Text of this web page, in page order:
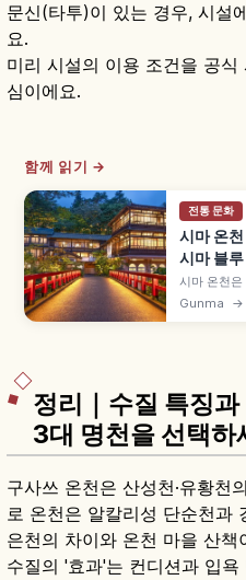
문신(타투)이 있는 경우, 시설
요.
미리 시설의 이용 조건을 공
심이에요.
함께 읽기 →
전통 문화
시마 온
시마 블루
시마 온천은
지로, '4만
Gunma →
정리｜수질 특징
3대 명천을 선택하
구사쓰 온천은 산성천·유황천
로 온천은 알칼리성 단순천과
은천의 차이와 온천 마을 산책
수질의 '효과'는 컨디션과 입